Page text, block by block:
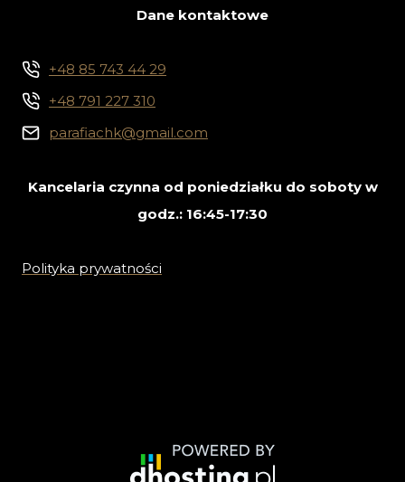
Dane kontaktowe
+48 85 743 44 29
+48 791 227 310
parafiachk@gmail.com
Kancelaria czynna od poniedziałku do soboty w
godz.: 16:45-17:30
Polityka prywatności